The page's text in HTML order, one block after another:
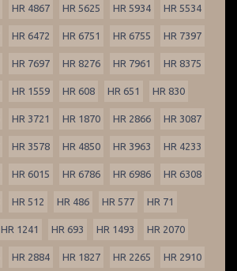
HR 4867 HR 5625 HR 5934 HR 5534
HR 6472 HR 6751 HR 6755 HR 7397
HR 7697 HR 8276 HR 7961 HR 8375
HR 1559 HR 608 HR 651 HR 830
HR 3721 HR 1870 HR 2866 HR 3087
HR 3578 HR 4850 HR 3963 HR 4233
HR 6015 HR 6786 HR 6986 HR 6308
HR 512 HR 486 HR 577 HR 71
HR 1241 HR 693 HR 1493 HR 2070
HR 2884 HR 1827 HR 2265 HR 2910